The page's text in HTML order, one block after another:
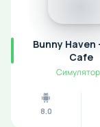
Bunny Haven
Cafe
8.0